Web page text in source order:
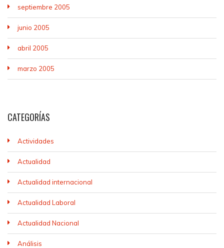
septiembre 2005
junio 2005
abril 2005
marzo 2005
CATEGORÍAS
Actividades
Actualidad
Actualidad internacional
Actualidad Laboral
Actualidad Nacional
Análisis